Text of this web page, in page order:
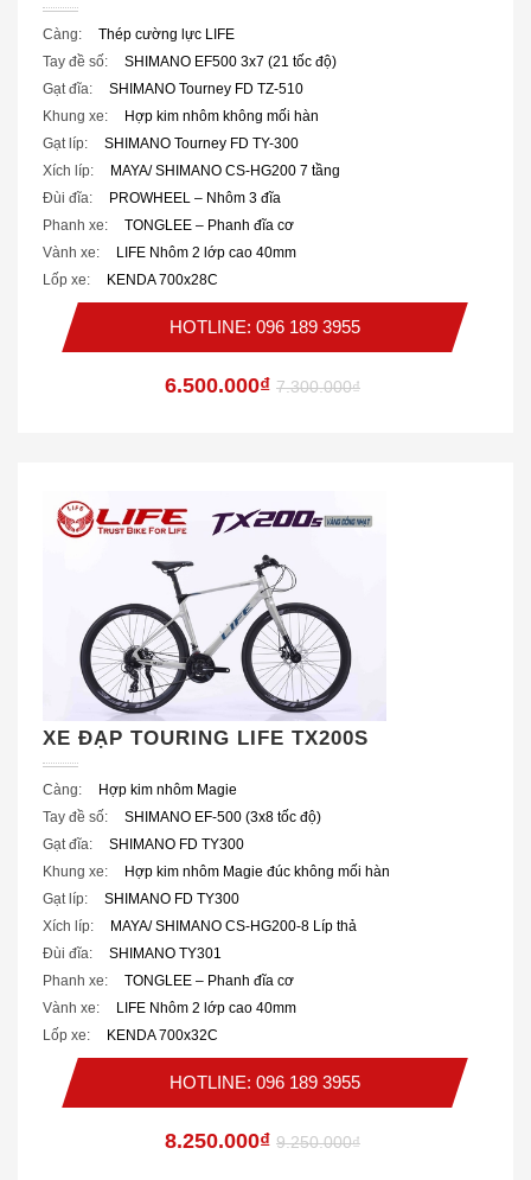
Càng:
Thép cường lực LIFE
Tay đề số:
SHIMANO EF500 3x7 (21 tốc độ)
Gạt đĩa:
SHIMANO Tourney FD TZ-510
Khung xe:
Hợp kim nhôm không mối hàn
Gạt líp:
SHIMANO Tourney FD TY-300
Xích líp:
MAYA/ SHIMANO CS-HG200 7 tầng
Đùi đĩa:
PROWHEEL – Nhôm 3 đĩa
Phanh xe:
TONGLEE – Phanh đĩa cơ
Vành xe:
LIFE Nhôm 2 lớp cao 40mm
Lốp xe:
KENDA 700x28C
HOTLINE: 096 189 3955
6.500.000₫ 7.300.000₫
XE ĐẠP TOURING LIFE TX200S
Càng:
Hợp kim nhôm Magie
Tay đề số:
SHIMANO EF-500 (3x8 tốc độ)
Gạt đĩa:
SHIMANO FD TY300
Khung xe:
Hợp kim nhôm Magie đúc không mối hàn
Gạt líp:
SHIMANO FD TY300
Xích líp:
MAYA/ SHIMANO CS-HG200-8 Líp thả
Đùi đĩa:
SHIMANO TY301
Phanh xe:
TONGLEE – Phanh đĩa cơ
Vành xe:
LIFE Nhôm 2 lớp cao 40mm
Lốp xe:
KENDA 700x32C
HOTLINE: 096 189 3955
8.250.000₫ 9.250.000₫